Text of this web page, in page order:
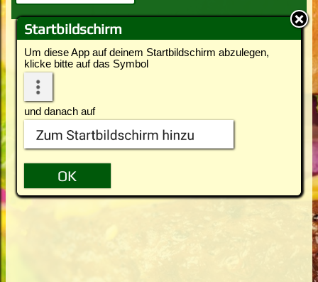
Startbildschirm
Um diese App auf deinem Startbildschirm abzulegen,
klicke bitte auf das Symbol
und danach auf